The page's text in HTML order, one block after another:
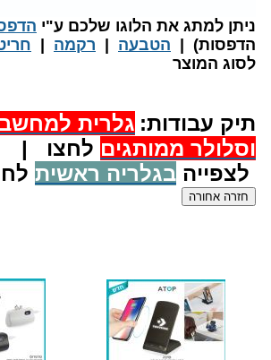
​ניתן למתג את הלוגו שלכם ע"י
הדפסות) | הטבעה רקמה
לסוג המוצר
תיק עבודות: גלרית למחשב
וסלולר ממותגים לחצו |
לצפייה בגלריה ראשית